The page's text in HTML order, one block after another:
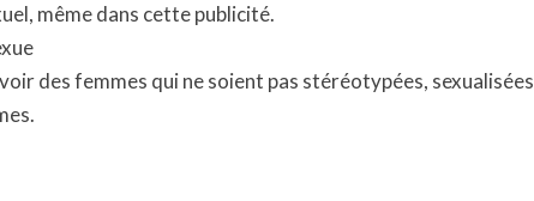
même dans cette publicité.
des femmes qui ne soient pas stéréotypées, sexualisées